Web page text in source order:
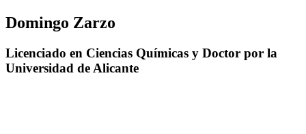
Domingo Zarzo
Licenciado en Ciencias Químicas y Doctor por la
Universidad de Alicante